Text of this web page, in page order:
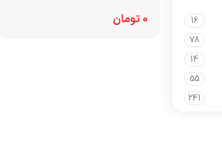
16
78
14
55
241
0 تومان